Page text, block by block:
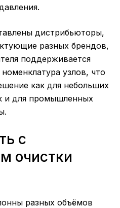
дистрибьюторы,
разных брендов,
поддерживается
узлов, что
как для небольших
и для промышленных
с
очистки
разных объёмов